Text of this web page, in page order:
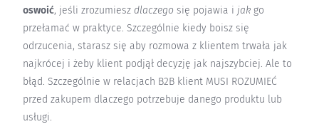
oswoić, jeśli zrozumiesz dlaczego się pojawia i jak go
przełamać w praktyce. Szczególnie kiedy boisz się
odrzucenia, starasz się aby rozmowa z klientem trwała jak
najkrócej i żeby klient podjął decyzję jak najszybciej. Ale to
błąd. Szczególnie w relacjach B2B klient MUSI ROZUMIEĆ
przed zakupem dlaczego potrzebuje danego produktu lub
usługi.